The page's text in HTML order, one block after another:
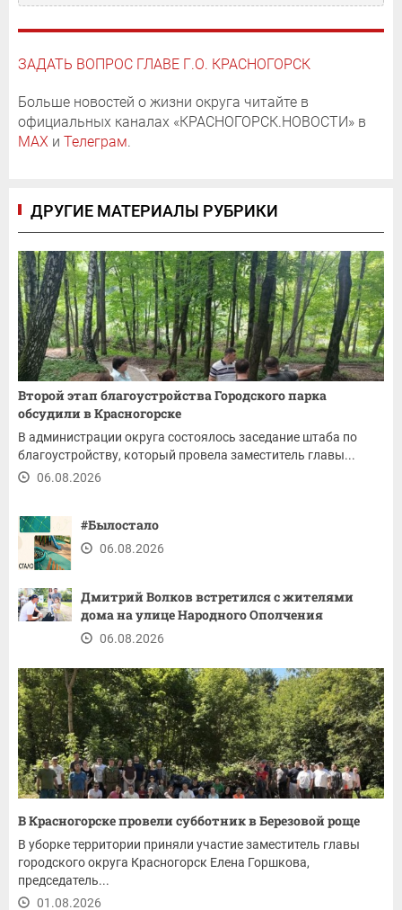
ЗАДАТЬ ВОПРОС ГЛАВЕ Г.О. КРАСНОГОРСК
Больше новостей о жизни округа читайте в
официальных каналах «КРАСНОГОРСК.НОВОСТИ» в
MAX и Телеграм.
ДРУГИЕ МАТЕРИАЛЫ РУБРИКИ
Второй этап благоустройства Городского парка
обсудили в Красногорске
В администрации округа состоялось заседание штаба по
благоустройству, который провела заместитель главы...
06.08.2026
#Былостало
06.08.2026
Дмитрий Волков встретился с жителями
дома на улице Народного Ополчения
06.08.2026
В Красногорске провели субботник в Березовой роще
В уборке территории приняли участие заместитель главы
городского округа Красногорск Елена Горшкова,
председатель...
01.08.2026